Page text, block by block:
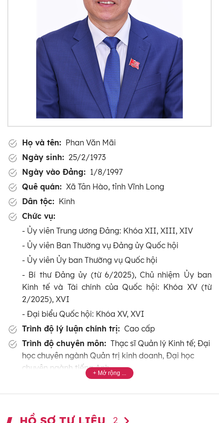
Họ và tên: Phan Văn Mãi
Ngày sinh: 25/2/1973
Ngày vào Đảng: 1/8/1997
Quê quán: Xã Tân Hào, tỉnh Vĩnh Long
Dân tộc: Kinh
Chức vụ:
- Ủy viên Trung ương Đảng: Khóa XII, XIII, XIV
- Ủy viên Ban Thường vụ Đảng ủy Quốc hội
- Ủy viên Ủy ban Thường vụ Quốc hội
- Bí thư Đảng ủy (từ 6/2025), Chủ nhiệm Ủy ban
Kinh tế và Tài chính của Quốc hội: Khóa XV (từ
2/2025), XVI
- Đại biểu Quốc hội: Khóa XV, XVI
Trình độ lý luận chính trị: Cao cấp
Trình độ chuyên môn: Thạc sĩ Quản lý Kinh tế; Đại
học chuyên ngành Quản trị kinh doanh, Đại học
chuyên ngành tiếng Anh
- 11/1995 - 1/2004: Chuyên viên Văn phòng UBND
2